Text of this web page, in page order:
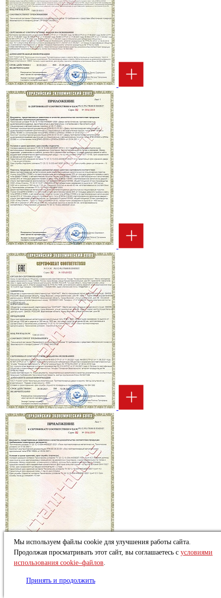
Мы используем файлы cookie для улучшения работы сайта.
Продолжая просматривать этот сайт, вы соглашаетесь с условиями
использования cookie–файлов.
Принять и продолжить